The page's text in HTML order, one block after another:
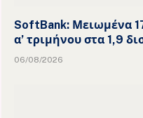
SoftBank: Μειωμένα
α’ τριμήνου στα 1,9
06/08/2026